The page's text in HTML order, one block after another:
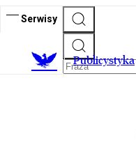
Serwisy
Publicystyka